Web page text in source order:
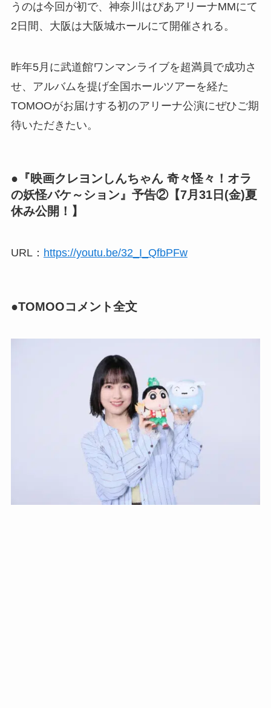
うのは今回が初で、神奈川はぴあアリーナMMにて
2日間、大阪は大阪城ホールにて開催される。
昨年5月に武道館ワンマンライブを超満員で成功さ
せ、アルバムを提げ全国ホールツアーを経た
TOMOOがお届けする初のアリーナ公演にぜひご期
待いただきたい。
●『映画クレヨンしんちゃん 奇々怪々！オラ
の妖怪バケ～ション』予告②【7月31日(金)夏
休み公開！】
URL： https://youtu.be/32_I_QfbPFw
●TOMOOコメント全文